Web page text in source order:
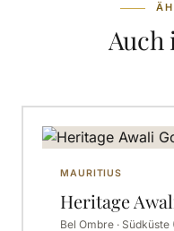
Auch
MAURITIUS
Heritage
Bel Ombre · Südküste